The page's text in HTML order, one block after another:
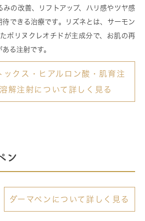
みの改善、リフトアップ、ハリ感やツヤ感
待できる治療です。リズネとは、サーモン
ポリヌクレオチドが主成分で、お肌の再
る注射です。
ックス・ヒアルロン酸・肌育注
解注射について詳しく見る
ン
ダーマペンについて詳しく見る